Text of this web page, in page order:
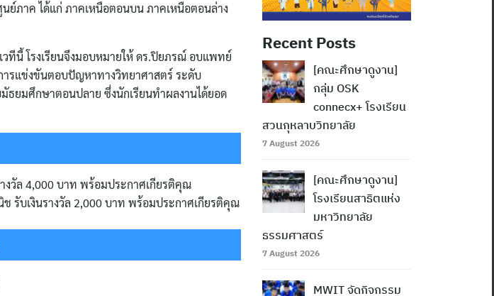
ย์ภาค ได้แก่ ภาคเหนือตอนบน ภาคเหนือตอนล่าง
วทีนี้ โรงเรียนจึงมอบหมายให้ ดร.ปิยภรณ์ อบแพทย์
ารแข่งขันตอบปัญหาทางวิทยาศาสตร์ ระดับ
ยมศึกษาตอนปลาย ซึ่งนักเรียนทำผลงานได้ยอด
วัล 4,000 บาท พร้อมประกาศเกียรติคุณ
บเงินรางวัล 2,000 บาท พร้อมประกาศเกียรติคุณ
Recent Posts
[คณะศึกษาดูงาน]
กลุ่ม OSK
connecx+ โรงเรียน
สวนกุหลาบวิทยาลัย
7 August 2026
[คณะศึกษาดูงาน]
โรงเรียนสาธิตแห่ง
มหาวิทยาลัย
ธรรมศาสตร์
7 August 2026
MWIT จัดกิจกรรม